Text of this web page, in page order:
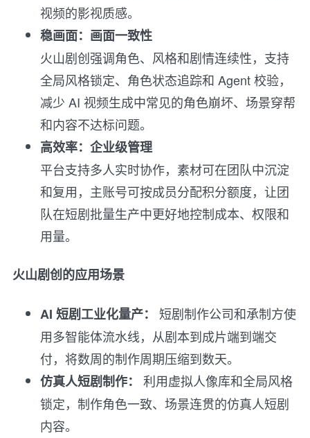
视频的影视质感。
稳画面：画面一致性
火山剧创强调角色、风格和剧情连续性，支持
全局风格锁定、角色状态追踪和 Agent 校验，
减少 AI 视频生成中常见的角色崩坏、场景穿帮
和内容不达标问题。
高效率：企业级管理
平台支持多人实时协作，素材可在团队中沉淀
和复用，主账号可按成员分配积分额度，让团
队在短剧批量生产中更好地控制成本、权限和
用量。
火山剧创的应用场景
AI 短剧工业化量产：
短剧制作公司和承制方使
用多智能体流水线，从剧本到成片端到端交
付，将数周的制作周期压缩到数天。
仿真人短剧制作：
利用虚拟人像库和全局风格
锁定，制作角色一致、场景连贯的仿真人短剧
内容。